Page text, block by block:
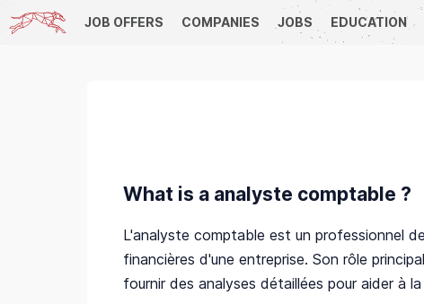
JOB OFFERS COMPANIES JOBS EDUCATION
What is a analyste comptable ?
L'analyste comptable est un professionnel
financières d'une entreprise. Son rôle
fournir des analyses détaillées pour aider à